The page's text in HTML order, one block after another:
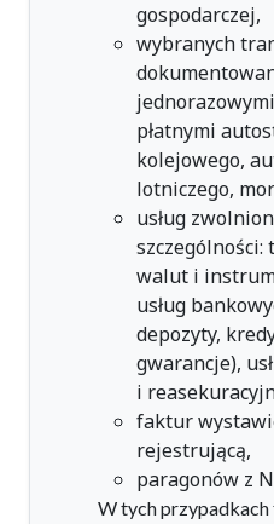
gospodarczej,
wybranych
płatnymi
kolejowego,
lotniczego,
usług
szczególności:
walut i
usług
depozyty,
gwarancje),
i
faktur
rejestrującą,
paragonów z
W tych